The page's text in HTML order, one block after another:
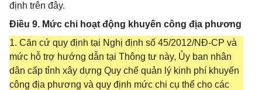
định trên đây.
Điều 9. Mức chi hoạt động khuyến công địa phương
1. Căn cứ quy định tại Nghị định số 45/2012/NĐ-CP và
mức hỗ trợ hướng dẫn tại Thông tư này, Ủy ban nhân
dân cấp tỉnh xây dựng Quy chế quản lý kinh phí khuyến
công địa phương và quy định mức chi cụ thể cho các